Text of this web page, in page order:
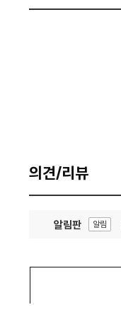
의견/리뷰
알림판 알림